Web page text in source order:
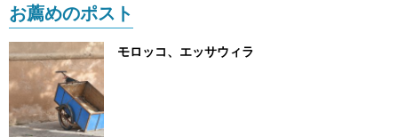
お薦めのポスト
モロッコ、エッサウィラ